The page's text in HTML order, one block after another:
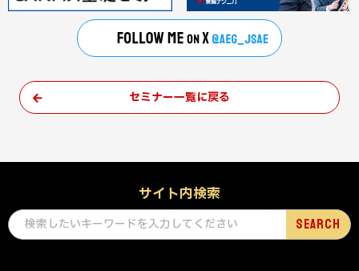
セミナー一覧に戻る
サイト内検索